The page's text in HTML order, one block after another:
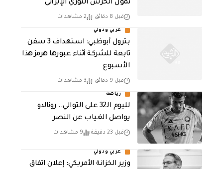
تمول الحرس الثوري الإيراني
قبل 8 دقائق 2 مشاهدات
عربي ودولي
بترول أبوظبي: استهداف 3 سفن
تابعة للشركة أثناء عبورها هرمز هذا
الأسبوع
قبل 9 دقائق 3 مشاهدات
رياضة
لليوم الـ32 على التوالي.. رونالدو
يواصل الغياب عن النصر
قبل 23 دقيقة 9 مشاهدات
عربي ودولي
وزير الخزانة الأمريكي: إعلان اتفاق